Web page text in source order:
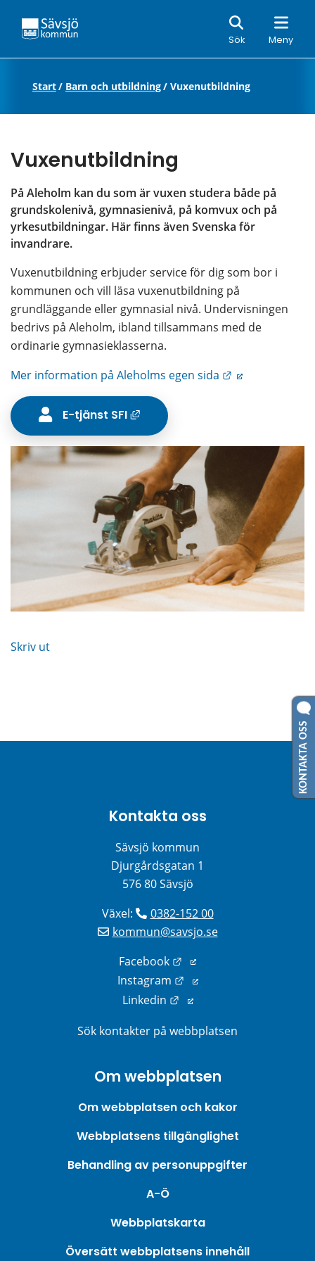
Sök Meny
Sök
Start/ Barn och utbildning/ Vuxenutbildning
Vuxenutbildning
På Aleholm kan du som är vuxen studera både på
grundskolenivå, gymnasienivå, på komvux och på
yrkesutbildningar. Här finns även Svenska för
invandrare.
Vuxenutbildning erbjuder service för dig som bor i
kommunen och vill läsa vuxenutbildning på
grundläggande eller gymnasial nivå. Undervisningen
bedrivs på Aleholm, ibland tillsammans med de
ordinarie gymnasieklasserna.
Mer information på Aleholms egen sida
Länk till annan
E-tjänst SFI Länk till annan webbplats,
Skriv ut
Kontakta oss
Sävsjö kommun
Djurgårdsgatan 1
576 80 Sävsjö
Växel:
0382-152 00
kommun@savsjo.se
Facebook
Länk till annan
Instagram
Länk till annan
Linkedin
Länk till annan webbplats.
Sök kontakter på webbplatsen
Om webbplatsen
Om webbplatsen och kakor
Webbplatsens tillgänglighet
Behandling av personuppgifter
A-Ö
Webbplatskarta
Översätt webbplatsens innehåll
KONTAKTA OSS